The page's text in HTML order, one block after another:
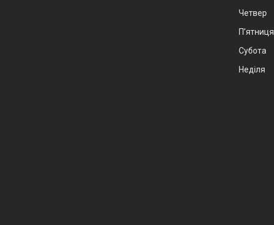
Четвер
Пʼятниця
Субота
Неділя